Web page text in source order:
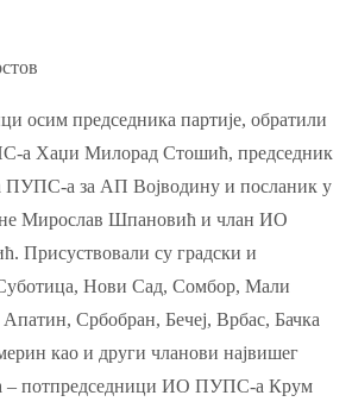
осим председника партије, обратили
а Хаџи Милорад Стошић, председник
ПУПС-а за АП Војводину и посланик у
Мирослав Шпановић и члан ИО
су градски и
Нови Сад, Сомбор, Мали
Србобран, Бечеј, Врбас, Бачка
као и други чланови највишег
– потпредседници ИО ПУПС-а Крум